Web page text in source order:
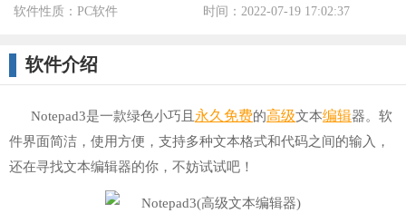
软件性质：PC软件 时间：2022-07-19 17:02:37
软件介绍
Notepad3是一款绿色小巧且 永久免费的高级文本编辑器。软
件界面简洁，使用方便，支持多种文本格式和代码之间的输入，
还在寻找文本编辑器的你，不妨试试吧！